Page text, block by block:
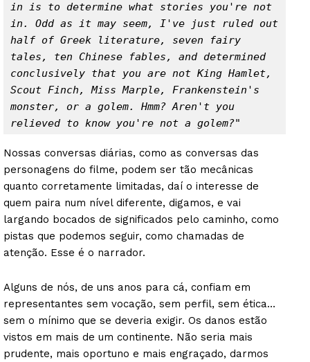
in is to determine what stories you're not
in. Odd as it may seem, I've just ruled out
half of Greek literature, seven fairy
tales, ten Chinese fables, and determined
conclusively that you are not King Hamlet,
Scout Finch, Miss Marple, Frankenstein's
monster, or a golem. Hmm? Aren't you
relieved to know you're not a golem?"
Nossas conversas diárias, como as conversas das
personagens do filme, podem ser tão mecânicas
quanto corretamente limitadas, daí o interesse de
quem paira num nível diferente, digamos, e vai
largando bocados de significados pelo caminho, como
pistas que podemos seguir, como chamadas de
atenção. Esse é o narrador.
Alguns de nós, de uns anos para cá, confiam em
representantes sem vocação, sem perfil, sem ética…
sem o mínimo que se deveria exigir. Os danos estão
vistos em mais de um continente. Não seria mais
prudente, mais oportuno e mais engraçado, darmos